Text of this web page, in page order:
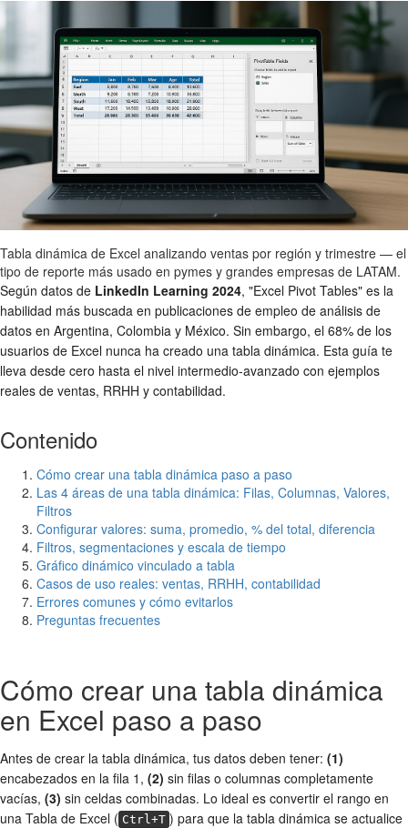
Tabla dinámica de Excel analizando ventas por región y trimestre — el
tipo de reporte más usado en pymes y grandes empresas de LATAM.
Según datos de LinkedIn Learning 2024, "Excel Pivot Tables" es la
habilidad más buscada en publicaciones de empleo de análisis de
datos en Argentina, Colombia y México. Sin embargo, el 68% de los
usuarios de Excel nunca ha creado una tabla dinámica. Esta guía te
lleva desde cero hasta el nivel intermedio-avanzado con ejemplos
reales de ventas, RRHH y contabilidad.
Contenido
Cómo crear una tabla dinámica paso a paso
Las 4 áreas de una tabla dinámica: Filas, Columnas, Valores,
Filtros
Configurar valores: suma, promedio, % del total, diferencia
Filtros, segmentaciones y escala de tiempo
Gráfico dinámico vinculado a tabla
Casos de uso reales: ventas, RRHH, contabilidad
Errores comunes y cómo evitarlos
Preguntas frecuentes
Cómo crear una tabla dinámica
en Excel paso a paso
Antes de crear la tabla dinámica, tus datos deben tener: (1)
encabezados en la fila 1, (2) sin filas o columnas completamente
vacías, (3) sin celdas combinadas. Lo ideal es convertir el rango en
una Tabla de Excel ( Ctrl+T ) para que la tabla dinámica se actualice